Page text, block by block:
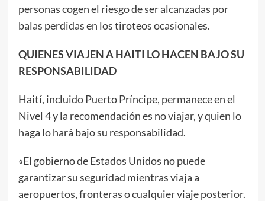
personas cogen el riesgo de ser alcanzadas por
balas perdidas en los tiroteos ocasionales.
QUIENES VIAJEN A HAITI LO HACEN BAJO SU
RESPONSABILIDAD
Haití, incluido Puerto Príncipe, permanece en el
Nivel 4 y la recomendación es no viajar, y quien lo
haga lo hará bajo su responsabilidad.
«El gobierno de Estados Unidos no puede
garantizar su seguridad mientras viaja a
aeropuertos, fronteras o cualquier viaje posterior.